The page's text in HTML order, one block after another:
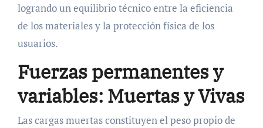
logrando un equilibrio técnico entre la eficiencia
de los materiales y la protección física de los
usuarios.
Fuerzas permanentes y
variables: Muertas y Vivas
Las cargas muertas constituyen el peso propio de